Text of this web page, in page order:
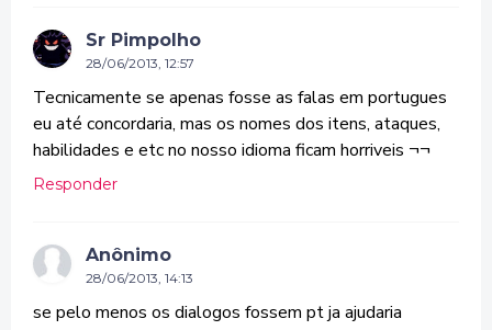
Sr Pimpolho
28/06/2013, 12:57
Tecnicamente se apenas fosse as falas em portugues
eu até concordaria, mas os nomes dos itens, ataques,
habilidades e etc no nosso idioma ficam horriveis ¬¬
Responder
Anônimo
28/06/2013, 14:13
se pelo menos os dialogos fossem pt ja ajudaria